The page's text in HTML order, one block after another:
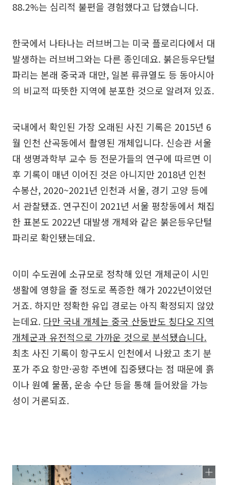
88.2%는 심리적 불편을 경험했다고 답했습니다.
한국에서 나타나는 러브버그는 미국 플로리다에서 대
발생하는 러브버그와는 다른 종인데요. 붉은등우단털
파리는 본래 중국과 대만, 일본 류큐열도 등 동아시아
의 비교적 따뜻한 지역에 분포한 것으로 알려져 있죠.
국내에서 확인된 가장 오래된 사진 기록은 2015년 6
월 인천 산곡동에서 촬영된 개체입니다. 신승관 서울
대 생명과학부 교수 등 전문가들의 연구에 따르면 이
후 기록이 매년 이어진 것은 아니지만 2018년 인천
수봉산, 2020~2021년 인천과 서울, 경기 고양 등에
서 관찰됐죠. 연구진이 2021년 서울 평창동에서 채집
한 표본도 2022년 대발생 개체와 같은 붉은등우단털
파리로 확인됐는데요.
이미 수도권에 소규모로 정착해 있던 개체군이 시민
생활에 영향을 줄 정도로 폭증한 해가 2022년이었던
거죠. 하지만 정확한 유입 경로는 아직 확정되지 않았
는데요. 다만 국내 개체는 중국 산둥반도 칭다오 지역
개체군과 유전적으로 가까운 것으로 분석됐습니다.
최초 사진 기록이 항구도시 인천에서 나왔고 초기 분
포가 주요 항만·공항 주변에 집중됐다는 점 때문에 흙
이나 원예 물품, 운송 수단 등을 통해 들어왔을 가능
성이 거론되죠.